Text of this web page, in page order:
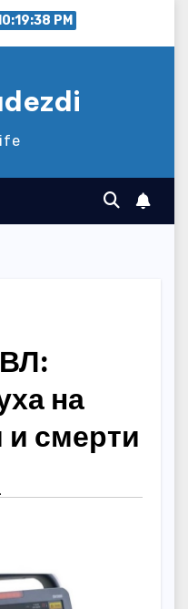
PM
на
и смерти